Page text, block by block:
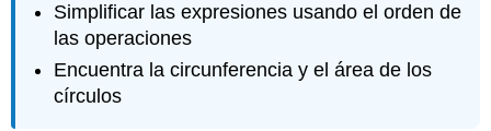
Simplificar las expresiones usando el orden de
las operaciones
Encuentra la circunferencia y el área de los
círculos